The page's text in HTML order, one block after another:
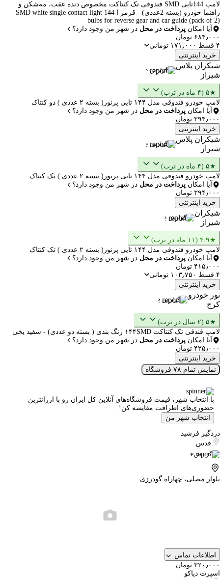
لامپ 144تایی SMD فندوقی تک کنتاکت مخصوص دنده عقب، مه‌شکن و
راهنما خودرو (بسته 2عددی) - قرمز ا 144 SMD white single contact light
bulbs for reverse gear and car guide (pack of 2)
آیا امکان پرداخت در محل در شهر من وجود دارد؟
۶۸۴٫۰۰۰ تومان
۴ قسط ۱۷۱٫۰۰۰ تومانی
خرید اینترنتی
شیکران پلاس
شیراز
گزارش
★۵ (۴ ماه در ترب)
لامپ خودرو فندوقی مدل ۱۴۴ تایی پرنور( بسته ۲ عددی ) دو کنتاک
آیا امکان پرداخت در محل در شهر من وجود دارد؟
۳۹۴٫۰۰۰ تومان
خرید اینترنتی
شیکران پلاس
شیراز
گزارش
★۵ (۴ ماه در ترب)
لامپ خودرو فندوقی مدل ۱۴۴ تایی پرنور( بسته ۲ عددی ) تک کنتاک
آیا امکان پرداخت در محل در شهر من وجود دارد؟
۳۹۴٫۰۰۰ تومان
خرید اینترنتی
شیکران
شیراز
گزارش
★۴.۹ (۱۱ ماه در ترب)
لامپ خودرو فندوقی مدل ۱۴۴ تایی پرنور( بسته ۲ عددی ) تک کنتاک
آیا امکان پرداخت در محل در شهر من وجود دارد؟
۴۱۵٫۰۰۰ تومان
۴ قسط ۱۰۳٫۷۵۰ تومانی
خرید اینترنتی
نور خودرو
کرج
گزارش
★۵ (۲ سال در ترب)
لامپ فندقی تک کنتاکت ۱۴۴SMD رنگ بندی ( بسته دو عددی) - سفید یخی
آیا امکان پرداخت در محل در شهر من وجود دارد؟
۴۲۵٫۰۰۰ تومان
خرید اینترنتی
نمایش تمام ۷۸ فروشگاه
با انتخاب شهر، قیمت فروشگاه‌های آنلاین کل ایران رو با ارزانترین
حضوری‌های اطرافت مقایسه کن!
انتخاب شهر من
دزدگیر فرشید
قدس
گزارش
بلوار مصلی، چهاراه گودرزی...
اطلاعات تماس
۳۲۰٫۰۰۰ تومان
اسپرت دیاکو